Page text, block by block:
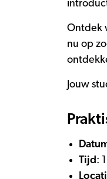
Ontdek
nu op
Jouw
Tijd :